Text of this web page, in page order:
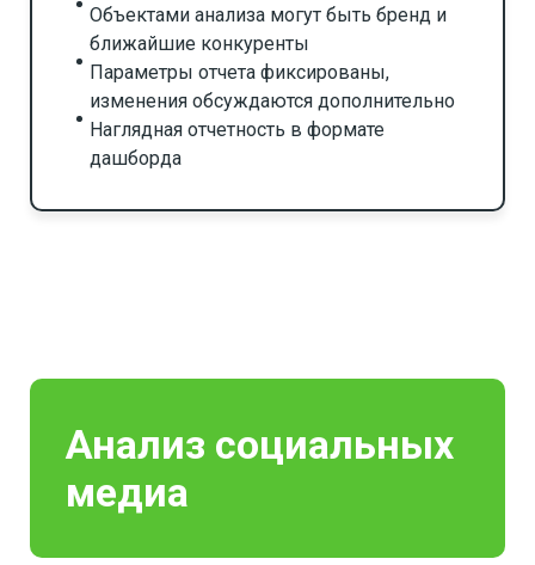
Объектами анализа могут быть бренд и
ближайшие конкуренты
Параметры отчета фиксированы,
изменения обсуждаются дополнительно
Наглядная отчетность в формате
дашборда
Анализ социальных
медиа